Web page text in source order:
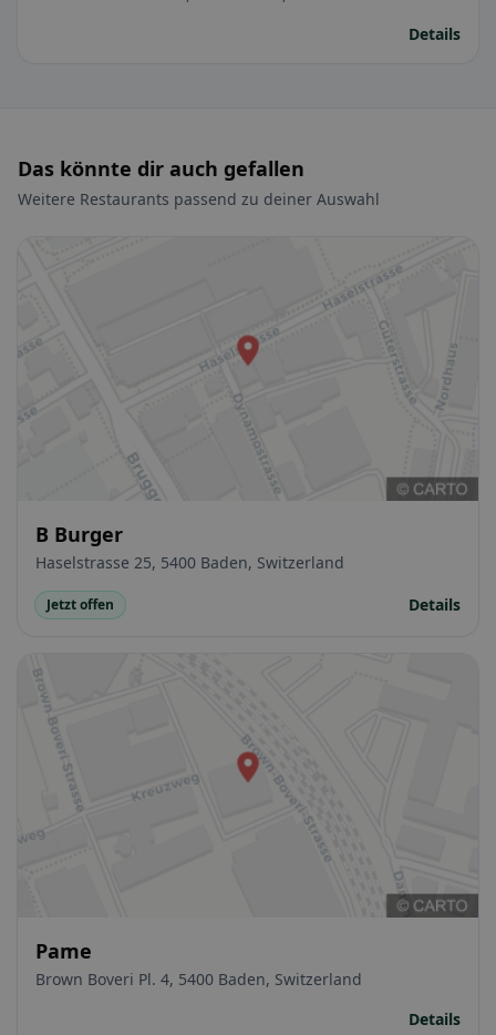
Details
Das könnte dir auch gefallen
Weitere Restaurants passend zu deiner Auswahl
B Burger
Haselstrasse 25, 5400 Baden, Switzerland
Jetzt offen Details
Pame
Brown Boveri Pl. 4, 5400 Baden, Switzerland
Details